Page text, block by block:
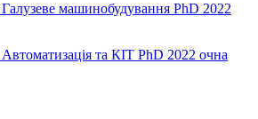
машинобудування PhD 2022
та КІТ PhD 2022 очна